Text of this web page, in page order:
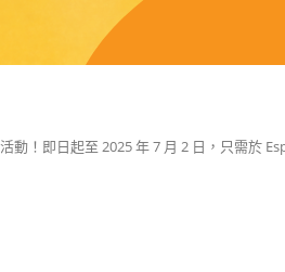
！即日起至 2025 年 7 月 2 日，只需於